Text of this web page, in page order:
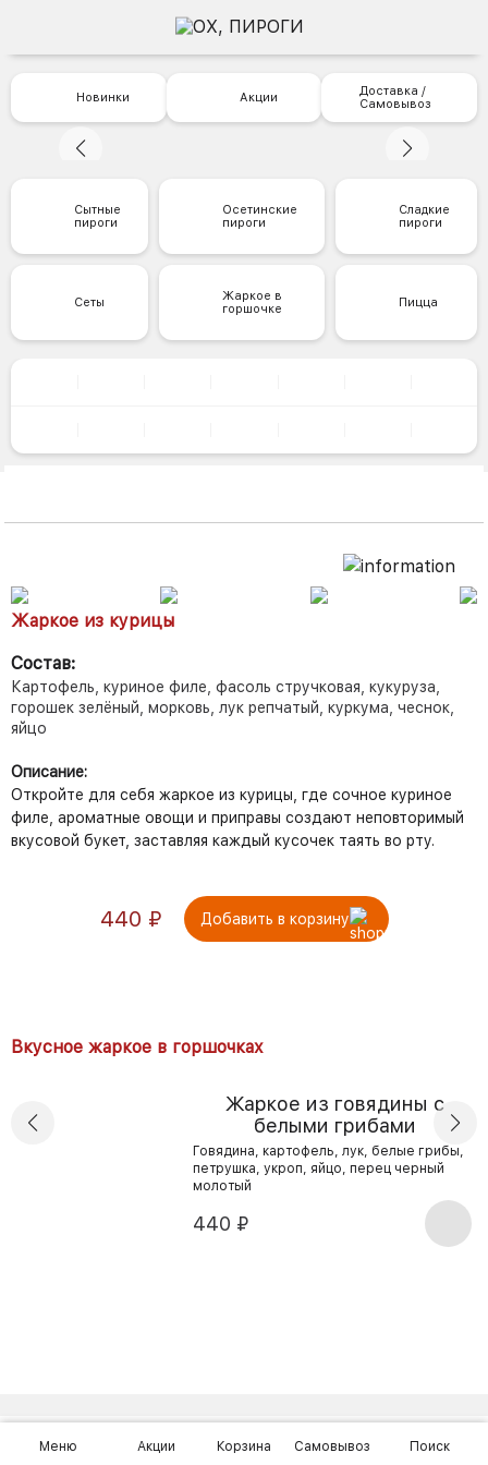
Новинки Акции
Доставка /
Самовывоз
Сытные
пироги
Сладкие
пироги
Осетинские
пироги
Сеты
Жаркое в
горшочке
Пицца
Жаркое из курицы
Состав:
Картофель, куриное филе, фасоль стручковая, кукуруза,
горошек зелёный, морковь, лук репчатый, куркума, чеснок,
яйцо
Описание:
Откройте для себя жаркое из курицы, где сочное куриное
филе, ароматные овощи и приправы создают неповторимый
вкусовой букет, заставляя каждый кусочек таять во рту.
440 ₽
Количество
товара
Добавить в корзину
Вкусное жаркое в горшочках
Жаркое из говядины с
белыми грибами
Говядина, картофель, лук, белые грибы,
петрушка, укроп, яйцо, перец черный
молотый
440 ₽
Меню Акции Корзина Самовывоз Поиск